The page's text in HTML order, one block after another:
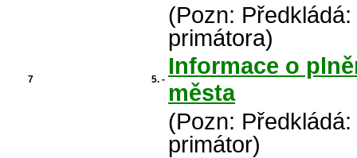
(Pozn:
primátora)
7 5. -
Informace o
města
(Pozn:
primátor)